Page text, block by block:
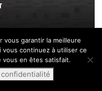
vous garantir la meilleure
continuez à utiliser ce
vous en êtes satisfait.